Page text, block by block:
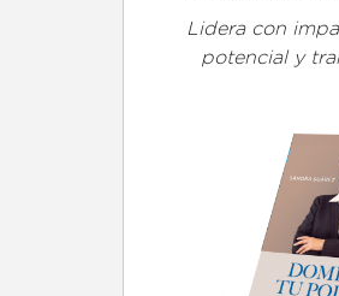
Lidera con
potencial y